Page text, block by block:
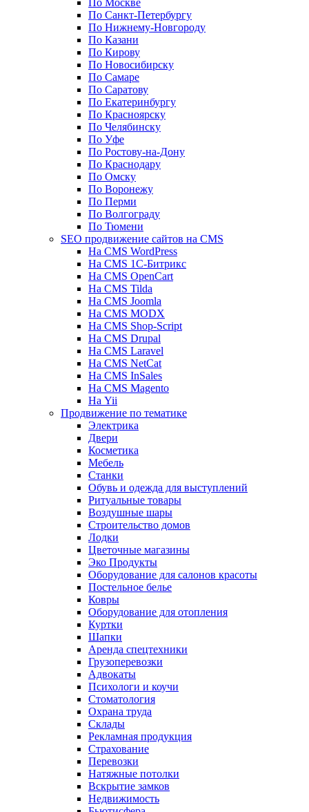
По Москве
По Санкт-Петербургу
По Нижнему-Новгороду
По Казани
По Кирову
По Новосибирску
По Самаре
По Саратову
По Екатеринбургу
По Красноярску
По Челябинску
По Уфе
По Ростову-на-Дону
По Краснодару
По Омску
По Воронежу
По Перми
По Волгограду
По Тюмени
SEO продвижение сайтов на CMS
На CMS WordPress
На CMS 1С-Битрикс
На CMS OpenCart
На CMS Tilda
На CMS Joomla
На CMS MODX
На CMS Shop-Script
На CMS Drupal
На CMS Laravel
На CMS NetCat
На CMS InSales
На CMS Magento
На Yii
Продвижение по тематике
Электрика
Двери
Косметика
Мебель
Станки
Обувь и одежда для выступлений
Ритуальные товары
Воздушные шары
Строительство домов
Лодки
Цветочные магазины
Эко Продукты
Оборудование для салонов красоты
Постельное белье
Ковры
Оборудование для отопления
Куртки
Шапки
Аренда спецтехники
Грузоперевозки
Адвокаты
Психологи и коучи
Стоматология
Охрана труда
Склады
Рекламная продукция
Страхование
Перевозки
Натяжные потолки
Вскрытие замков
Недвижимость